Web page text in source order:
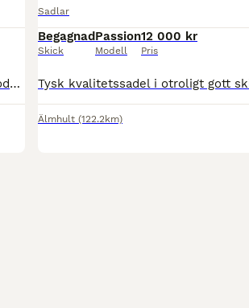
Butet 17" sadel i fint skick. Säte P, normal bom, 1.75 kåpa, årsmodell 2017. Välskött sadel som mest legat på en häst.
Sadlar
Begagnad
Skick
Passion
Modell
12 000 kr
Pris
Älmhult (122.2km)